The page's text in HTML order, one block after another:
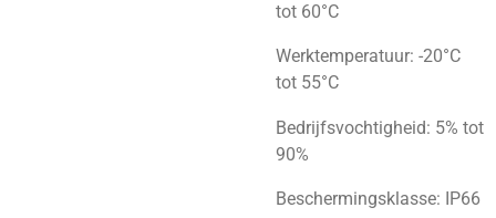
tot 60°C
Werktemperatuur: -20°C
tot 55°C
Bedrijfsvochtigheid: 5% tot
90%
Beschermingsklasse: IP66